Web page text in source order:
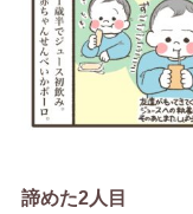
諦めた2人目